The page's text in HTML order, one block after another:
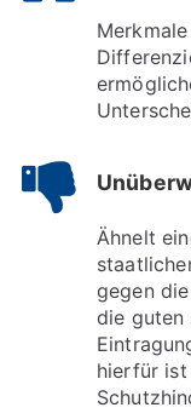
Ähnelt
gegen
die guten
hierfür